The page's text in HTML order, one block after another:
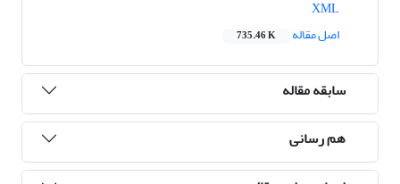
اصل مقاله
735.46 K
سابقه مقاله
هم رسانی